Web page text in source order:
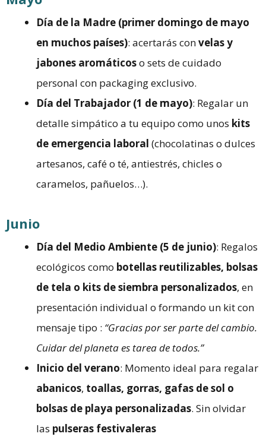
Día de la Madre (primer domingo de mayo
en muchos países): acertarás convelas y
jabones aromáticoso sets de cuidado
personal con packaging exclusivo.
Día del Trabajador (1 de mayo): Regalar un
detalle simpático a tu equipo como unos kits
de emergencia laboral (chocolatinas o dulces
artesanos, café o té, antiestrés, chicles o
caramelos, pañuelos…).
Junio
Día del Medio Ambiente (5 de junio): Regalos
ecológicos como botellas reutilizables, bolsas
de tela o kits de siembra personalizados, en
presentación individual o formando un kit con
mensaje tipo : “Gracias por ser parte del cambio.
Cuidar del planeta es tarea de todos.”
Inicio del verano: Momento ideal para regalar
abanicos, toallas, gorras, gafas de sol o
bolsas de playa personalizadas. Sin olvidar
las pulseras festivaleras